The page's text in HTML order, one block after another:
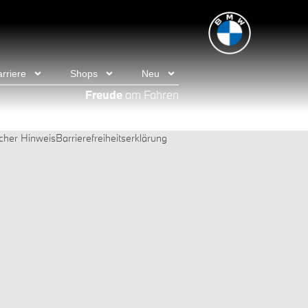
Shops Neu
Freudeam Fahren
HinweisBarrierefreiheitserklärung